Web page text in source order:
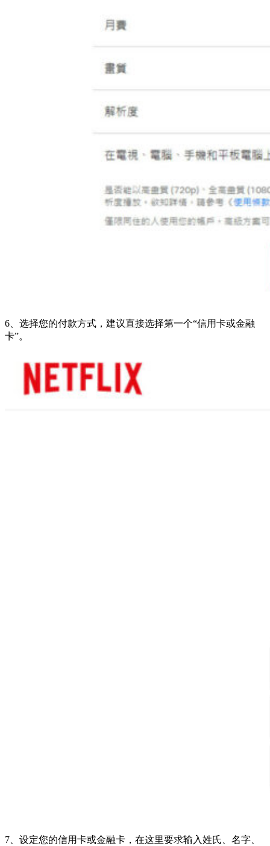
6、选择您的付款方式，建议直接选择第一个“信用卡或金融
卡”。
7、设定您的信用卡或金融卡，在这里要求输入姓氏、名字、